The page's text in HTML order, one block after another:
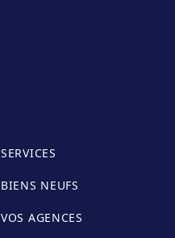
SERVICES
BIENS NEUFS
VOS AGENCES